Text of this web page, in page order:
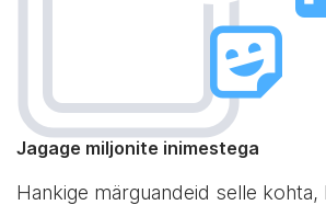
Jagage miljonite inimestega
Hankige märguandeid selle kohta,